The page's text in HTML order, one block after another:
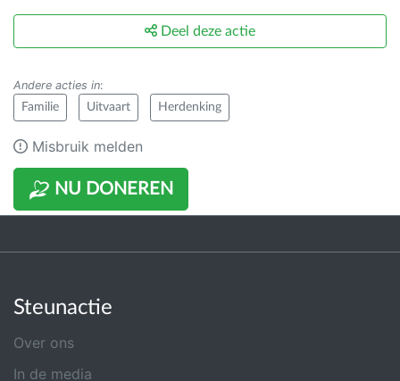
NU DONEREN
Deel deze actie
Andere acties in:
Familie Uitvaart Herdenking
Misbruik melden
Steunactie
Over ons
In de media